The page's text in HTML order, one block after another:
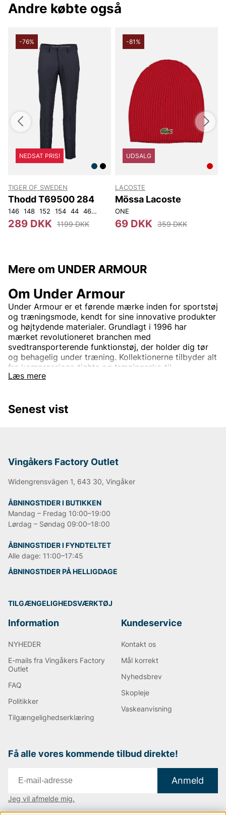
Andre købte også
-76%
NEDSAT PRIS!
TIGER OF SWEDEN
Thodd T69500 284
146 148 152 154 44 46 48 50 52
289 DKK 1199 DKK
-81%
UDSALG
LACOSTE
Mössa Lacoste
ONE
69 DKK 359 DKK
Mere om UNDER ARMOUR
Læs mere
Om Under Armour
Under Armour er et førende mærke inden for sportstøj
og træningsmode, kendt for sine innovative produkter
og højtydende materialer. Grundlagt i 1996 har
mærket revolutioneret branchen med
svedtransporterende funktionstøj, der holder dig tør
og behagelig under træning. Kollektionerne tilbyder alt
fra kompressions-tights og træningssko til
sportstrøjer og jakker, designet til at forbedre din
Armour moderne teknologi med komfort og
Senest vist
Vingåkers Factory Outlet
Widengrensvägen 1, 643 30, Vingåker
ÅBNINGSTIDER I BUTIKKEN
Mandag – Fredag 10:00–19:00
Lørdag – Søndag 09:00–18:00
ÅBNINGSTIDER I FYNDTELTET
Alle dage: 11:00–17:45
ÅBNINGSTIDER PÅ HELLIGDAGE
TILGÆNGELIGHEDSVÆRKTØJ
Information
NYHEDER
E-mails fra Vingåkers Factory
Outlet
FAQ
Politikker
Tilgængelighedserklæring
Kundeservice
Kontakt os
Mål korrekt
Nyhedsbrev
Skopleje
Vaskeanvisning
Få alle vores kommende tilbud direkte!
Anmeld
Jeg vil afmelde mig.